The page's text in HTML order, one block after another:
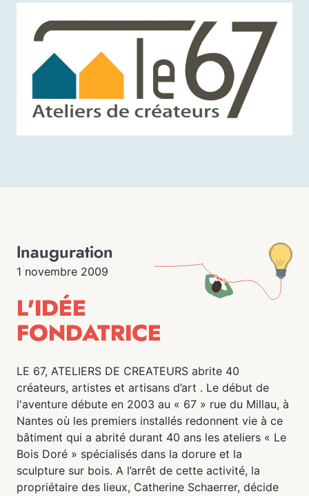
Inauguration
1 novembre 2009
L'IDÉE
FONDATRICE
LE 67, ATELIERS DE CREATEURS abrite 40
créateurs, artistes et artisans d’art . Le début de
l'aventure débute en 2003 au « 67 » rue du Millau, à
Nantes où les premiers installés redonnent vie à ce
bâtiment qui a abrité durant 40 ans les ateliers « Le
Bois Doré » spécialisés dans la dorure et la
sculpture sur bois. A l’arrêt de cette activité, la
propriétaire des lieux, Catherine Schaerrer, décide